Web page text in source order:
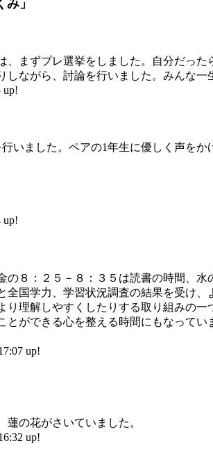
」
まずプレ選挙をしました。自分だっ
しながら、討論を行いました。みんな一
up!
いました。ペアの1年生に優しく声を
up!
８：２５－８：３５は読書の時間、
全国学力、学習状況調査の結果を受け
り理解しやすくしたりする取り組みの
とができる心を整える時間にもなってい
up!
の花がさいていました。
up!